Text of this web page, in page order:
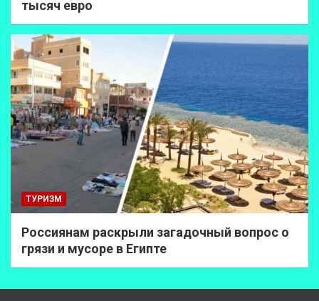
тысяч евро
ТУРИЗМ
Россиянам раскрыли загадочный вопрос о
грязи и мусоре в Египте